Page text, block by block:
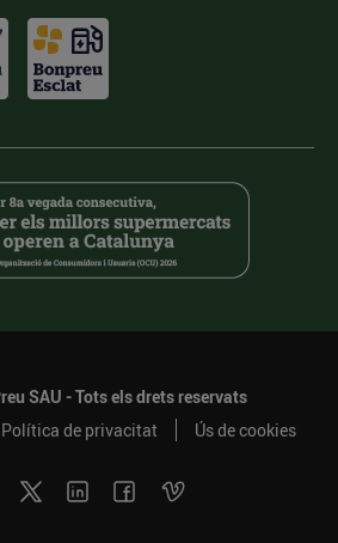
SAU - Tots els drets reservats
Política de privacitat Ús de cookies